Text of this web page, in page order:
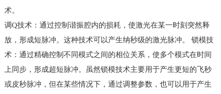
术。
调Q技术：通过控制谐振腔内的损耗，使激光在某一时刻突然释
放，形成短脉冲。这种技术可以产生纳秒级的激光脉冲。 锁模技
术：通过精确控制不同模式之间的相位关系，使多个模式在时间
上同步，形成超短脉冲。虽然锁模技术主要用于产生更短的飞秒
或皮秒脉冲，但在某些情况下，通过调整参数，也可以用于产生